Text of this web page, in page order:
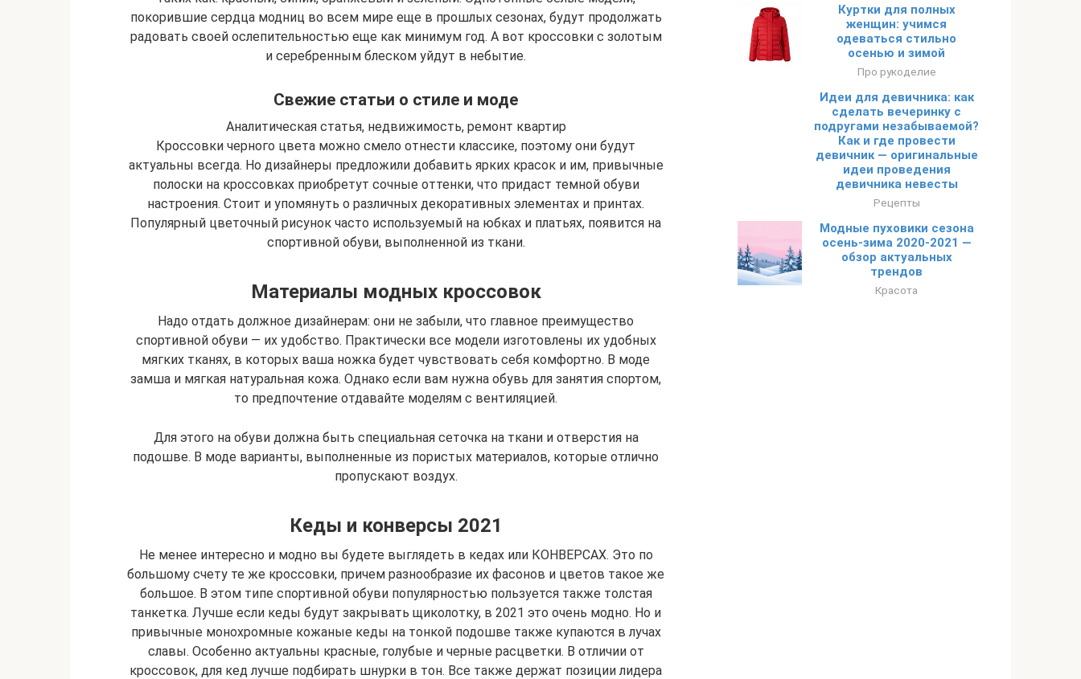
покорившие сердца модниц во всем мире еще в прошлых сезонах, будут продолжать
радовать своей ослепительностью еще как минимум год. А вот кроссовки с золотым
и серебренным блеском уйдут в небытие.
Свежие статьи о стиле и моде
Аналитическая статья, недвижимость, ремонт квартир
Кроссовки черного цвета можно смело отнести классике, поэтому они будут
актуальны всегда. Но дизайнеры предложили добавить ярких красок и им, привычные
полоски на кроссовках приобретут сочные оттенки, что придаст темной обуви
настроения. Стоит и упомянуть о различных декоративных элементах и принтах.
Популярный цветочный рисунок часто используемый на юбках и платьях, появится на
спортивной обуви, выполненной из ткани.
Материалы модных кроссовок
Надо отдать должное дизайнерам: они не забыли, что главное преимущество
спортивной обуви — их удобство. Практически все модели изготовлены их удобных
мягких тканях, в которых ваша ножка будет чувствовать себя комфортно. В моде
замша и мягкая натуральная кожа. Однако если вам нужна обувь для занятия спортом,
то предпочтение отдавайте моделям с вентиляцией.
Для этого на обуви должна быть специальная сеточка на ткани и отверстия на
подошве. В моде варианты, выполненные из пористых материалов, которые отлично
пропускают воздух.
Кеды и конверсы 2021
Не менее интересно и модно вы будете выглядеть в кедах или КОНВЕРСАХ. Это по
большому счету те же кроссовки, причем разнообразие их фасонов и цветов такое же
большое. В этом типе спортивной обуви популярностью пользуется также толстая
танкетка. Лучше если кеды будут закрывать щиколотку, в 2021 это очень модно. Но и
привычные монохромные кожаные кеды на тонкой подошве также купаются в лучах
славы. Особенно актуальны красные, голубые и черные расцветки. В отличии от
кроссовок, для кед лучше подбирать шнурки в тон. Все также держат позиции лидера
Куртки для полных
женщин: учимся
одеваться стильно
осенью и зимой
Про рукоделие
Идеи для девичника: как
сделать вечеринку с
подругами незабываемой?
Как и где провести
девичник — оригинальные
идеи проведения
девичника невесты
Рецепты
Модные пуховики сезона
осень-зима 2020-2021 —
обзор актуальных
трендов
Красота